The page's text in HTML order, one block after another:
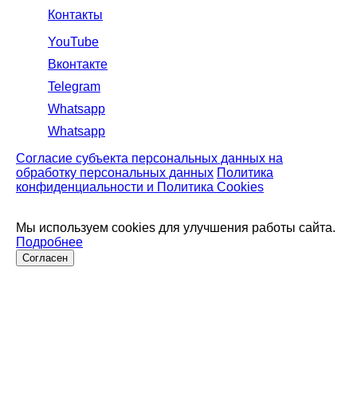
Контакты
YouTube
Вконтакте
Telegram
Whatsapp
Whatsapp
Согласие субъекта персональных данных на
обработку персональных данных Политика
конфиденциальности и Политика Cookies
Мы используем cookies для улучшения работы сайта.
Подробнее
Согласен